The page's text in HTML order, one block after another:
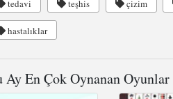
tedavi teşhis çizim
hastalıklar
Ay En Çok Oynanan Oyunlar